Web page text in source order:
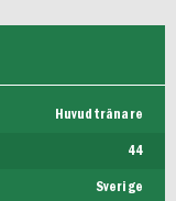
Huvudtränare
44
Sverige